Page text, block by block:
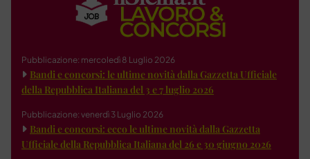
Pubblicazione: mercoledì 8 Luglio 2026
Bandi e concorsi: le ultime novità dalla Gazzetta Ufficiale
della Repubblica Italiana del 3 e 7 luglio 2026
Pubblicazione: venerdì 3 Luglio 2026
Bandi e concorsi: ecco le ultime novità dalla Gazzetta
Ufficiale della Repubblica Italiana del 26 e 30 giugno 2026